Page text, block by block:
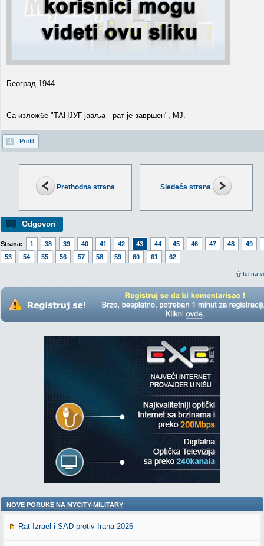
Prethodna strana Sledeća strana
Odgovori
Strana: 1 38 39 40 41 42 43 44 45 46 47 48
49
53
54 55 56 57 58 59 60 61 62
Idi na
Београд 1944.
Са изложбе "ТАНЈУГ јавља - рат је завршен", МЈ.
Profil
NOVE PORUKE NA MYCITY-MILITARY
Rat Izrael i SAD protiv Irana 2026